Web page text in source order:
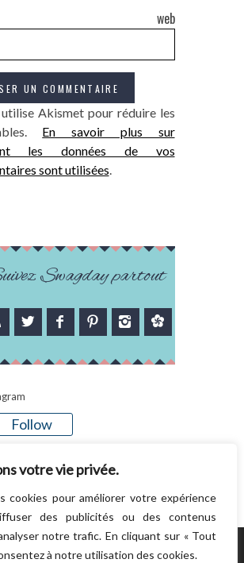
votre vie privée.
cookies pour améliorer votre expérience
des publicités ou des contenus
notre trafic. En cliquant sur « Tout
à notre utilisation des cookies.
web
Akismet pour réduire les
En savoir plus sur
les données de vos
sont utilisées.
Swagday partout
Follow
BY WORDPRESS.CREATED BY